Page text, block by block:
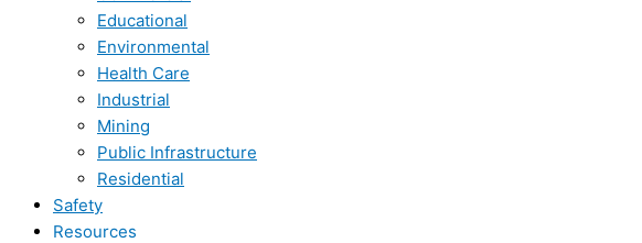
Educational
Environmental
Health Care
Industrial
Mining
Public Infrastructure
Residential
Safety
Resources